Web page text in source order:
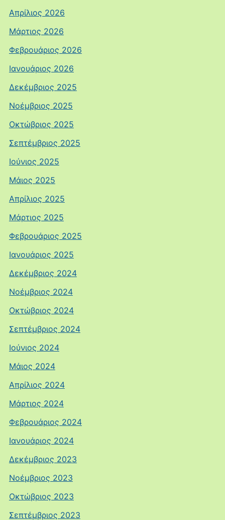
Απρίλιος 2026
Μάρτιος 2026
Φεβρουάριος 2026
Ιανουάριος 2026
Δεκέμβριος 2025
Νοέμβριος 2025
Οκτώβριος 2025
Σεπτέμβριος 2025
Ιούνιος 2025
Μάιος 2025
Απρίλιος 2025
Μάρτιος 2025
Φεβρουάριος 2025
Ιανουάριος 2025
Δεκέμβριος 2024
Νοέμβριος 2024
Οκτώβριος 2024
Σεπτέμβριος 2024
Ιούνιος 2024
Μάιος 2024
Απρίλιος 2024
Μάρτιος 2024
Φεβρουάριος 2024
Ιανουάριος 2024
Δεκέμβριος 2023
Νοέμβριος 2023
Οκτώβριος 2023
Σεπτέμβριος 2023